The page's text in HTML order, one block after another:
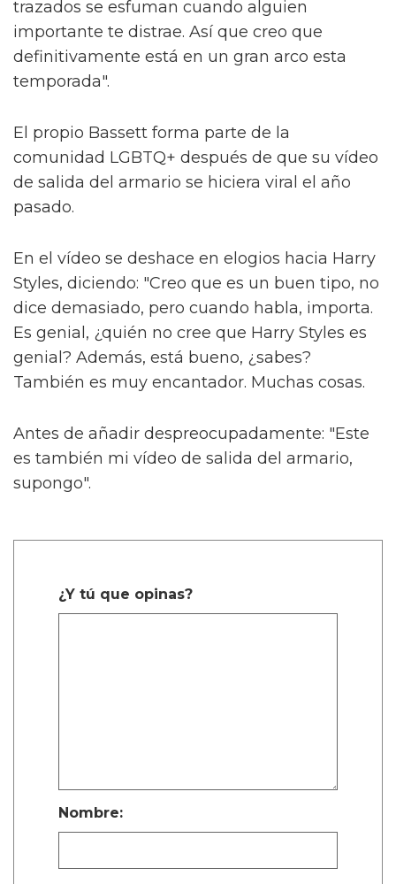
trazados se esfuman cuando alguien
importante te distrae. Así que creo que
definitivamente está en un gran arco esta
temporada".
El propio Bassett forma parte de la
comunidad LGBTQ+ después de que su vídeo
de salida del armario se hiciera viral el año
pasado.
En el vídeo se deshace en elogios hacia Harry
Styles, diciendo: "Creo que es un buen tipo, no
dice demasiado, pero cuando habla, importa.
Es genial, ¿quién no cree que Harry Styles es
genial? Además, está bueno, ¿sabes?
También es muy encantador. Muchas cosas.
Antes de añadir despreocupadamente: "Este
es también mi vídeo de salida del armario,
supongo".
¿Y tú que opinas?
Nombre: